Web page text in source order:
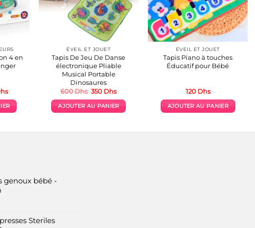
4 en
Le
actuel
est :
ÉVEIL ET JOUET
Tapis De Jeu De Danse
électronique Pliable
Musical Portable
Dinosaures
600Dhs Le
initial
était :
350 DhsLe
actuel
est :
AJOUTER AU PANIER
ÉVEIL ET JOUET
Tapis Piano à touches
Éducatif pour Bébé
120 Dhs
AJOUTER AU PANIER
genoux bébé -
Steriles